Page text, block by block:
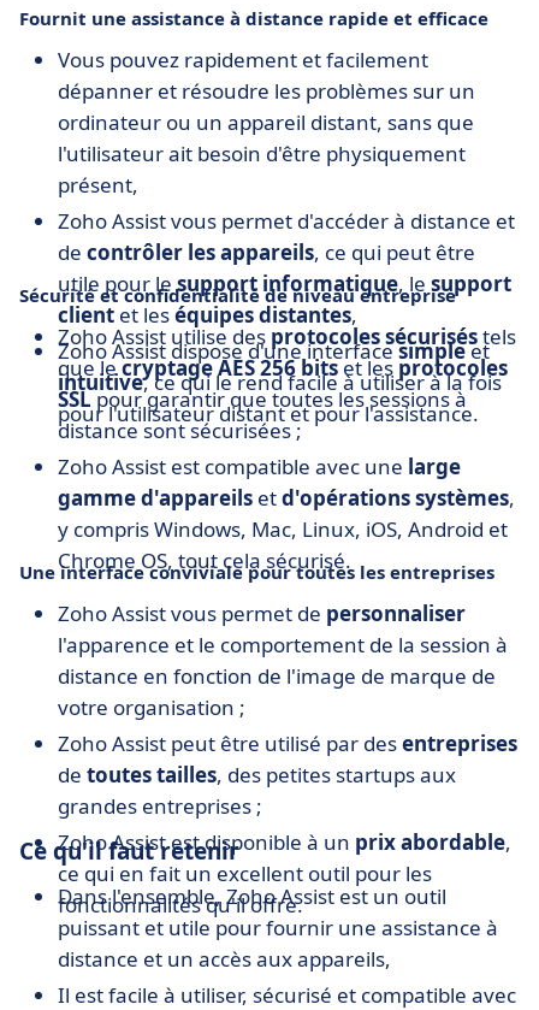
Fournit une assistance à distance rapide et efficace
Vous pouvez rapidement et facilement
dépanner et résoudre les problèmes sur un
ordinateur ou un appareil distant, sans que
l'utilisateur ait besoin d'être physiquement
présent,
Zoho Assist vous permet d'accéder à distance et
de contrôler les appareils, ce qui peut être
utile pour lesupport informatique, le support
client et leséquipes distantes,
Zoho Assist dispose d'une interfacesimpleet
intuitive, ce qui le rend facile à utiliser à la fois
pour l'utilisateur distant et pour l'assistance.
Sécurité et confidentialité de niveau entreprise
Zoho Assist utilise des protocoles sécuriséstels
que lecryptage AES 256 bitset les protocoles
SSLpour garantir que toutes les sessions à
distance sont sécurisées ;
Zoho Assist est compatible avec une large
gamme d'appareils etd'opérations systèmes,
y compris Windows, Mac, Linux, iOS, Android et
Chrome OS, tout cela sécurisé.
Une interface conviviale pour toutes les entreprises
Zoho Assist vous permet de personnaliser
l'apparence et le comportement de la session à
distance en fonction de l'image de marque de
votre organisation ;
Zoho Assist peut être utilisé par desentreprises
de toutes tailles, des petites startups aux
grandes entreprises ;
Zoho Assist est disponible à un prix abordable,
ce qui en fait un excellent outil pour les
fonctionnalités qu'il offre.
Ce qu'il faut retenir
Dans l'ensemble, Zoho Assist est un outil
puissant et utile pour fournir une assistance à
distance et un accès aux appareils,
Il est facile à utiliser, sécurisé et compatible avec